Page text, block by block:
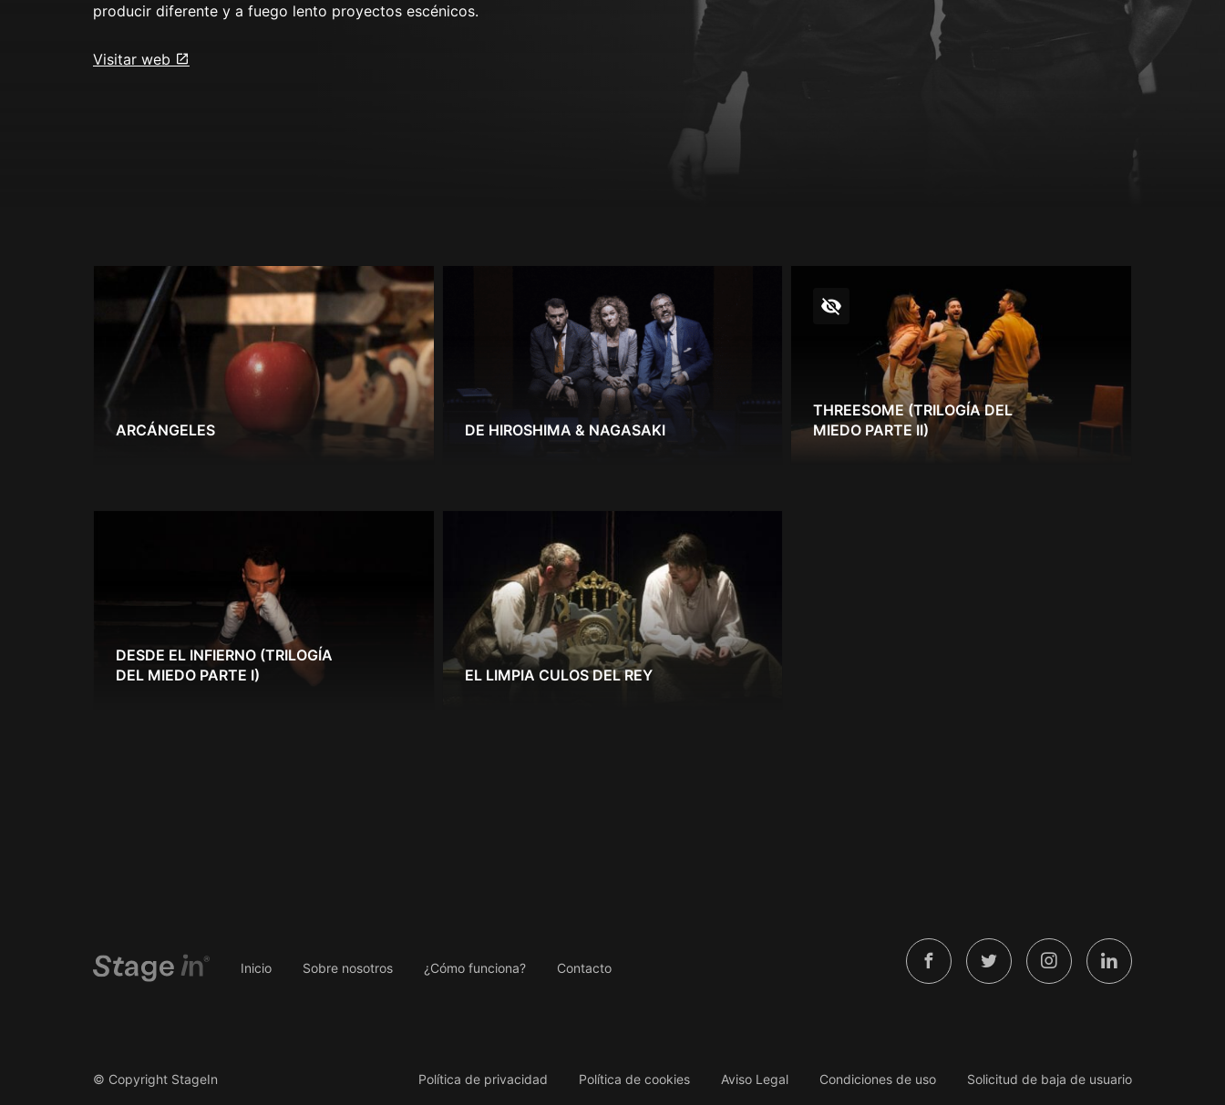
producir diferente y a fuego lento proyectos escénicos.
Visitar web
ARCÁNGELES DE HIROSHIMA & NAGASAKI
THREESOME (TRILOGÍA DEL
MIEDO PARTE II)
DESDE EL INFIERNO (TRILOGÍA
DEL MIEDO PARTE I)
EL LIMPIA CULOS DEL REY
Inicio Sobre nosotros ¿Cómo funciona? Contacto
© Copyright StageIn Política de privacidad Política de cookies Aviso Legal Condiciones de uso Solicitud de baja de usuario